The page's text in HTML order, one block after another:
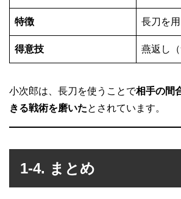
特徴 長刀を
得意技 燕返し（
小次郎は、長刀を使うことで相手の間
きる戦術を磨いたとされています。
1-4. まとめ